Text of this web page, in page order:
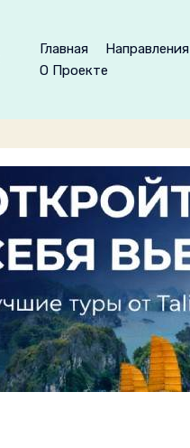
Главная Направления
О Проекте